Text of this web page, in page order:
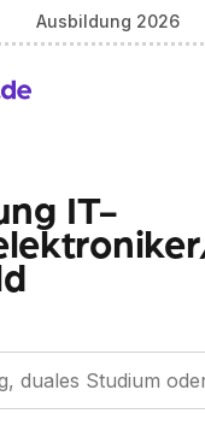
Ausbildung 2026
IT-